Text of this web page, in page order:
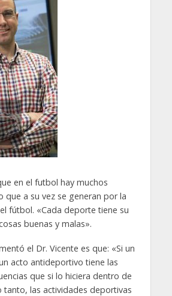
en el futbol hay muchos
que a su vez se generan por la
fútbol. «Cada deporte tiene su
buenas y malas».
el Dr. Vicente es que: «Si un
acto antideportivo tiene las
que si lo hiciera dentro de
tanto, las actividades deportivas